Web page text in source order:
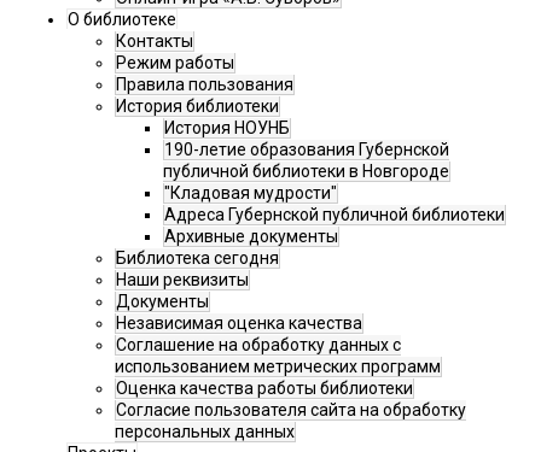
О библиотеке
Контакты
Режим работы
Правила пользования
История библиотеки
История НОУНБ
190-летие образования Губернской
публичной библиотеки в Новгороде
"Кладовая мудрости"
Адреса Губернской публичной библиотеки
Архивные документы
Библиотека сегодня
Наши реквизиты
Документы
Независимая оценка качества
Соглашение на обработку данных с
использованием метрических программ
Оценка качества работы библиотеки
Согласие пользователя сайта на обработку
персональных данных